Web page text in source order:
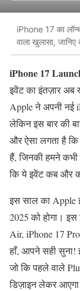
iPhone 17 का
वाला खुलासा, जानिए
iPhone 17
इवेंट का इंतज़ार अब
Apple ने अपनी नई
लेकिन इस बार की
और ऐसा लगता है
हैं, जिनकी हमने कभी
कि ये इवेंट कब और
इस साल का Apple
2025 को होगा।
Air, iPhone 17
हाँ, आपने सही सुना!
जो कि पहले वाले
डिज़ाइन लेकर